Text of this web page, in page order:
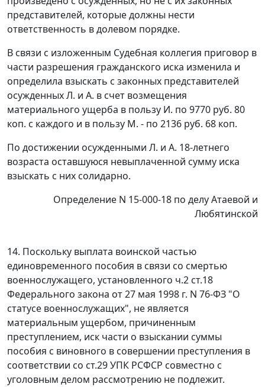
представителей, которые должны нести
ответственность в долевом порядке.
В связи с изложенным Судебная коллегия приговор в
части разрешения гражданского иска изменила и
определила взыскать с законных представителей
осужденных Л. и А. в счет возмещения
материального ущерба в пользу И. по 9770 руб. 80
коп. с каждого и в пользу М. - по 2136 руб. 68 коп.
По достижении осужденными Л. и А. 18-летнего
возраста оставшуюся невыплаченной сумму иска
взыскать с них солидарно.
Определение N 15-000-18 по делу Атаевой и
Любятинской
14. Поскольку выплата воинской частью
единовременного пособия в связи со смертью
военнослужащего, установленного ч.2 ст.18
Федерального закона от 27 мая 1998 г. N 76-ФЗ "О
статусе военнослужащих", не является
материальным ущербом, причиненным
преступлением, иск части о взыскании суммы
пособия с виновного в совершении преступления в
соответствии со ст.29УПК РСФСР совместно с
уголовным делом рассмотрению не подлежит.